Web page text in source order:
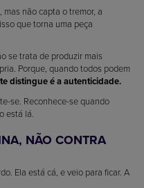
não capta o tremor, a
que torna uma peça
se trata de produzir mais
Porque, quando todos podem
distingue é a autenticidade.
se. Reconhece-se quando
está lá.
NÃO CONTRA
Ela está cá, e veio para ficar. A